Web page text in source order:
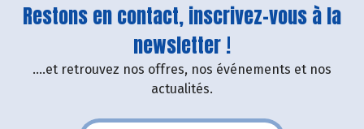
Restons en contact, inscrivez-vous à la
newsletter !
....et retrouvez nos offres, nos événements et nos
actualités.